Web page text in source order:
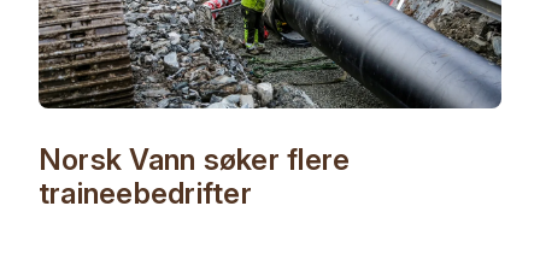
Norsk Vann søker flere
traineebedrifter